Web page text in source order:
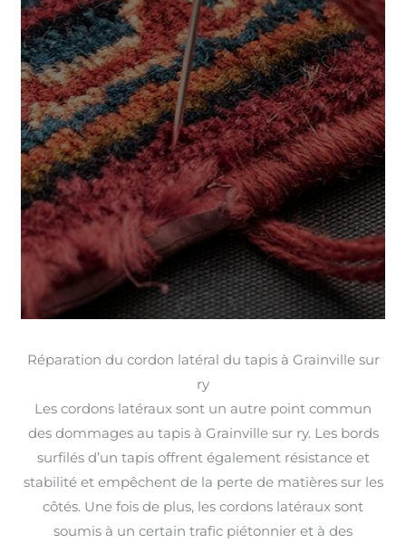
Réparation du cordon latéral du tapis à Grainville sur
ry
Les cordons latéraux sont un autre point commun
des dommages au tapis à Grainville sur ry. Les bords
surfilés d’un tapis offrent également résistance et
stabilité et empêchent de la perte de matières sur les
côtés. Une fois de plus, les cordons latéraux sont
soumis à un certain trafic piétonnier et à des